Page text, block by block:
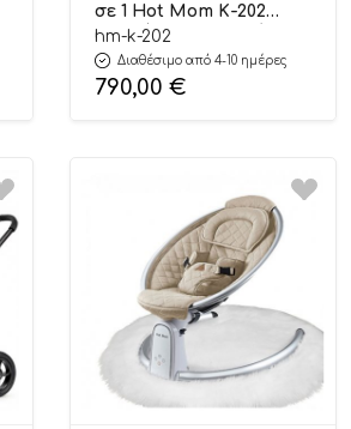
σε 1 Hot Mom Κ-202
Ταμπά (6 Άτοκες Δόσεις)
hm-k-202
Διαθέσιμο από 4-10 ημέρες
790,00 €